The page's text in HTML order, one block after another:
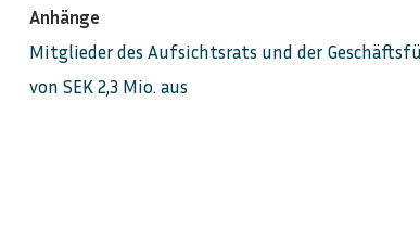
Anhänge
Mitglieder des Aufsichtsrats und der
von SEK 2,3 Mio. aus